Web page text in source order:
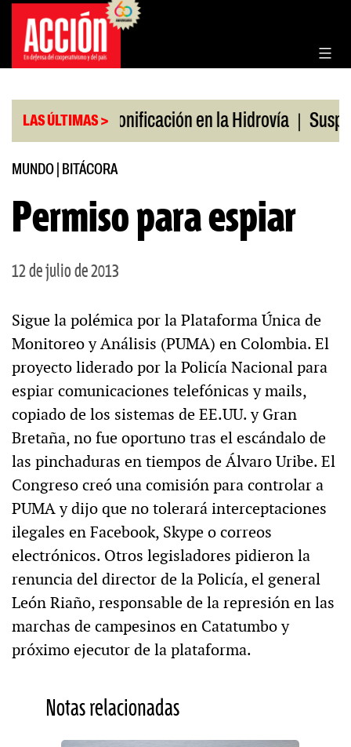
Saltar
contenido
LAS ÚLTIMAS >
julio | Bonificación en la Hidrovía |
MUNDO BITÁCORA
Permiso para espiar
12 de julio de 2013
Sigue la polémica por la Plataforma Única de
Monitoreo y Análisis (PUMA) en Colombia. El
proyecto liderado por la Policía Nacional para
espiar comunicaciones telefónicas y mails,
copiado de los sistemas de EE.UU. y Gran
Bretaña, no fue oportuno tras el escándalo de
las pinchaduras en tiempos de Álvaro Uribe. El
Congreso creó una comisión para controlar a
PUMA y dijo que no tolerará interceptaciones
ilegales en Facebook, Skype o correos
electrónicos. Otros legisladores pidieron la
renuncia del director de la Policía, el general
León Riaño, responsable de la represión en las
marchas de campesinos en Catatumbo y
próximo ejecutor de la plataforma.
Notas relacionadas